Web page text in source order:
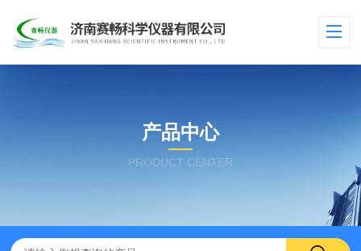
产品中心
PRODUCT CENTER